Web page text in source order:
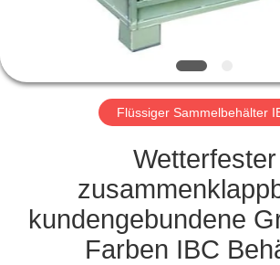
SIE
MIT
VERBINDUNG
FORDERN
Flüssiger Sammelbehälter
Wetterfester
kundengebundene
Farben IBC